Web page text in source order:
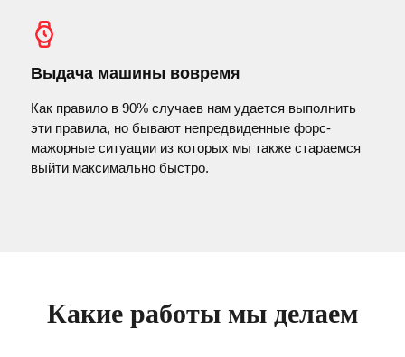
Выдача машины вовремя
Как правило в 90% случаев нам удается выполнить
эти правила, но бывают непредвиденные форс-
мажорные ситуации из которых мы также стараемся
выйти максимально быстро.
Какие работы мы делаем